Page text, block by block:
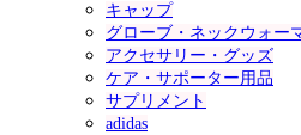
キャップ
グローブ・ネックウォー
アクセサリー・グッズ
ケア・サポーター用品
サプリメント
adidas